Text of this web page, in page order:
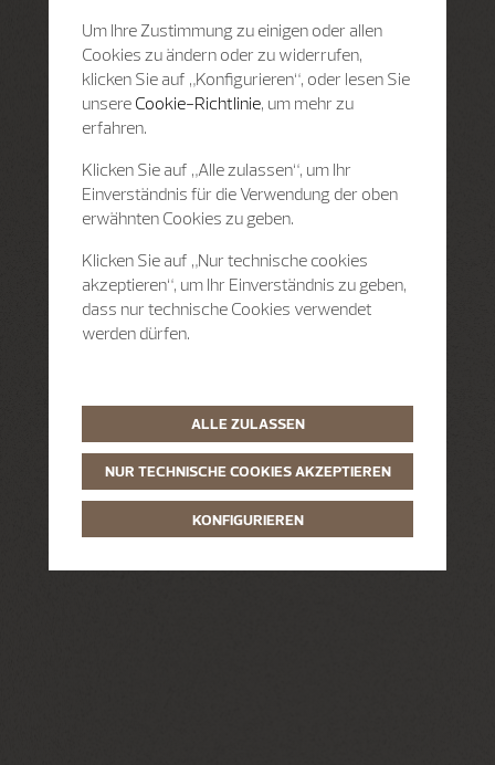
Um Ihre Zustimmung zu einigen oder allen
Cookies zu ändern oder zu widerrufen,
klicken Sie auf „Konfigurieren“, oder lesen Sie
unsere Cookie-Richtlinie, um mehr zu
erfahren.
Klicken Sie auf „Alle zulassen“, um Ihr
Einverständnis für die Verwendung der oben
erwähnten Cookies zu geben.
Klicken Sie auf „Nur technische cookies
akzeptieren“, um Ihr Einverständnis zu geben,
dass nur technische Cookies verwendet
werden dürfen.
ALLE ZULASSEN
NUR TECHNISCHE COOKIES AKZEPTIEREN
KONFIGURIEREN